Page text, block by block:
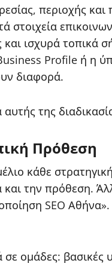
περιοχής
στοιχεία
ισχυρά τοπικά
Profile ή η
διαφορά.
της
Πρόθεση
κάθε
την πρόθεση.
SEO
ομάδες: βασικές